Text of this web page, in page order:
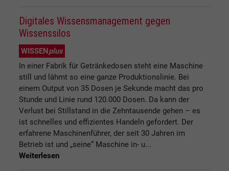
Digitales Wissensmanagement gegen
Wissenssilos
WISSENplus
In einer Fabrik für Getränkedosen steht eine Maschine
still und lähmt so eine ganze Produktionslinie. Bei
einem Output von 35 Dosen je Sekunde macht das pro
Stunde und Linie rund 120.000 Dosen. Da kann der
Verlust bei Stillstand in die Zehntausende gehen – es
ist schnelles und effizientes Handeln gefordert. Der
erfahrene Maschinenführer, der seit 30 Jahren im
Betrieb ist und „seine“ Maschine in- u...
Weiterlesen